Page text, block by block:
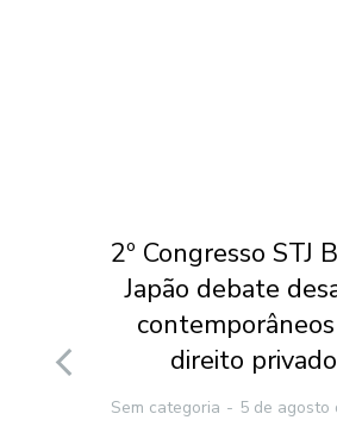
2º Congresso STJ
Japão debate
direito privado
Sem categoria 5 de agosto